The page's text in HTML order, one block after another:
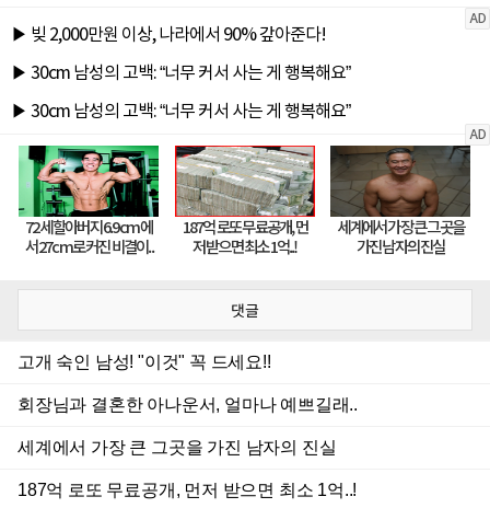
댓글